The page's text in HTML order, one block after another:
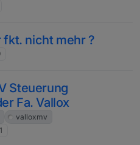
nicht mehr ?
Steuerung
Fa. Vallox
valloxmv